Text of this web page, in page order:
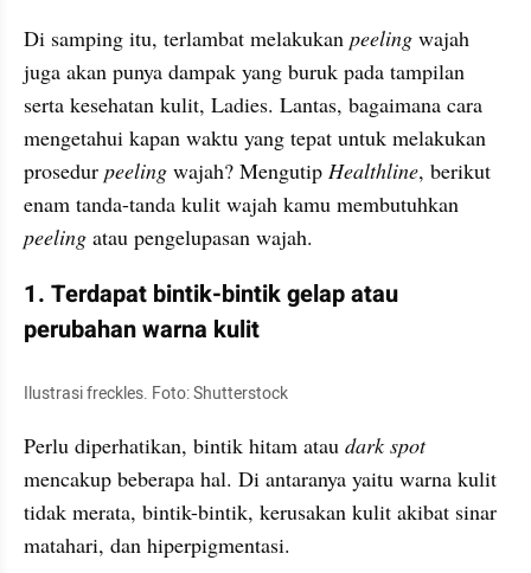
Di samping itu, terlambat melakukan peeling wajah
juga akan punya dampak yang buruk pada tampilan
serta kesehatan kulit, Ladies. Lantas, bagaimana cara
mengetahui kapan waktu yang tepat untuk melakukan
prosedur peeling wajah? Mengutip Healthline, berikut
peeling atau pengelupasan wajah.
1. Terdapat bintik-bintik gelap atau
perubahan warna kulit
Ilustrasi freckles. Foto: Shutterstock
Perlu diperhatikan, bintik hitam atau dark spot
mencakup beberapa hal. Di antaranya yaitu warna kulit
tidak merata, bintik-bintik, kerusakan kulit akibat sinar
matahari, dan hiperpigmentasi.